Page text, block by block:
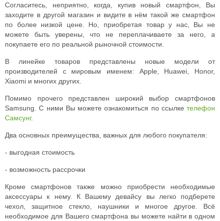
Согласитесь, неприятно, когда, купив новый смартфон, Вы
заходите в другой магазин и видите в нём такой же смартфон
по более низкой цене. Но, приобретая товар у нас, Вы не
можете быть уверены, что не переплачиваете за него, а
покупаете его по реальной рыночной стоимости.
В линейке товаров представлены новые модели от
производителей с мировым именем: Apple, Huawei, Honor,
Xiaomi и многих других.
Помимо прочего представлен широкий выбор смартфонов
Samsung. С ними Вы можете ознакомиться по ссылке телефон
Самсунг.
Два основных преимущества, важных для любого покупателя:
- выгодная стоимость
- возможность рассрочки
Кроме смартфонов также можно приобрести необходимые
аксессуары к нему. К Вашему девайсу вы легко подберете
чехол, защитное стекло, наушники и многое другое. Всё
необходимое для Вашего смартфона вы можете найти в одном